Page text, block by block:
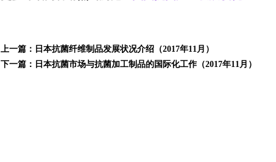
上一篇： 日本抗菌纤维制品发展状况介绍（2017年11月）
下一篇： 日本抗菌市场与抗菌加工制品的国际化工作（2017年11月）